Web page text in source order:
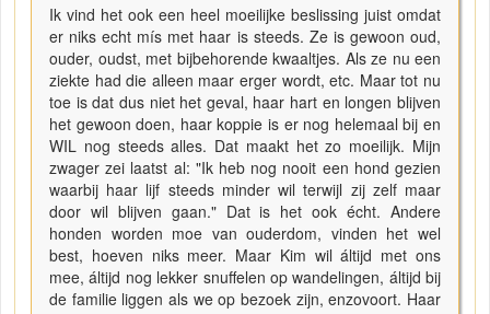
Ik vind het ook een heel moeilijke beslissing juist omdat
er niks echt mís met haar is steeds. Ze is gewoon oud,
ouder, oudst, met bijbehorende kwaaltjes. Als ze nu een
ziekte had die alleen maar erger wordt, etc. Maar tot nu
toe is dat dus niet het geval, haar hart en longen blijven
het gewoon doen, haar koppie is er nog helemaal bij en
WIL nog steeds alles. Dat maakt het zo moeilijk. Mijn
zwager zei laatst al: "Ik heb nog nooit een hond gezien
waarbij haar lijf steeds minder wil terwijl zij zelf maar
door wil blijven gaan." Dat is het ook écht. Andere
honden worden moe van ouderdom, vinden het wel
best, hoeven niks meer. Maar Kim wil áltijd met ons
mee, áltijd nog lekker snuffelen op wandelingen, áltijd bij
de familie liggen als we op bezoek zijn, enzovoort. Haar